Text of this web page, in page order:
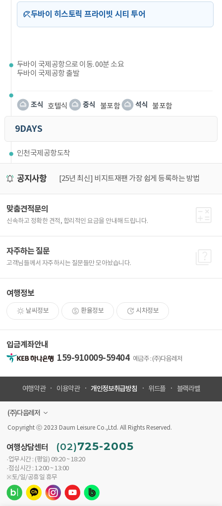
두바이 히스토릭 프라이빗 시티 투어
두바이 국제공항으로 이동. 00분 소요
두바이 국제공항 출발
호텔식 불포함 불포함
9DAYS
인천국제공항도착
공지사항 [25년 최신] 비지트재팬 가장 쉽게 등록하는 방법
맞춤견적문의
신속하고 정확한 견적, 합리적인 요금을 안내해 드립니다.
자주하는 질문
고객님들께서 자주하시는 질문들만 모아놨습니다.
여행정보
날씨정보 환율정보 시차정보
입금계좌안내
159-910009-59404 예금주 : (주)다음레저
여행약관 이용약관 개인정보취급방침 위드플 블랙라벨
(주)다음레저
Copyright ⓒ 2023 Daum Leisure Co.,Ltd. All Rights Reserved.
여행상담센터 (02)725-2005
·업무시간 : (평일) 09:20 ~ 18:20
·점심시간 : 12:00 ~ 13:00
※토/일/공휴일 휴무